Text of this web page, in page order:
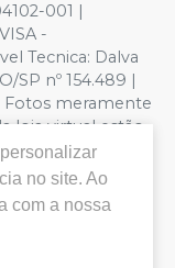
001 |
-
Tecnica: Dalva
SP nº 154.489 |
Fotos meramente
loja virtual estão
de preços
Compra. Não
o
volumes
no site. Ao
com a nossa